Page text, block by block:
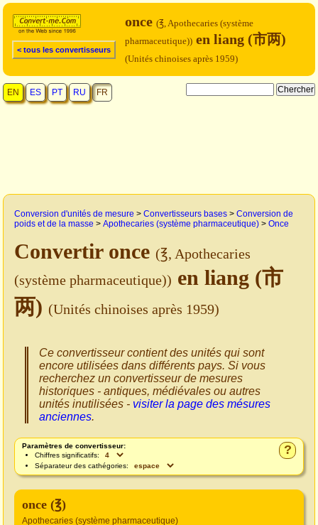
< tous les convertisseurs
once (℥, Apothecaries (système
pharmaceutique)) en liang (市两)
(Unités chinoises après 1959)
EN ES PT RU FR
Conversion d'unités de mesure > Convertisseurs bases > Conversion de
poids et de la masse > Apothecaries (système pharmaceutique) > Once
Convertir once (℥, Apothecaries
(système pharmaceutique)) en liang (市
两) (Unités chinoises après 1959)
Ce convertisseur contient des unités qui sont
encore utilisées dans différents pays. Si vous
recherchez un convertisseur de mesures
historiques - antiques, médiévales ou autres
unités inutilisées - visiter la page des mésures
anciennes.
?
Paramètres de convertisseur:
Chiffres significatifs:
Séparateur des cathégories:
once (℥)
Apothecaries (système pharmaceutique)